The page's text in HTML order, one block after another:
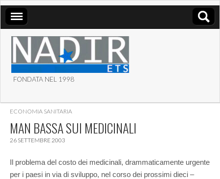
ASSOCIAZIONE NADIR
ETS
FONDATA NEL 1998
ECONOMIA SANITARIA
MAN BASSA SUI MEDICINALI
26 SETTEMBRE 2003
Il problema del costo dei medicinali, drammaticamente urgente
per i paesi in via di sviluppo, nel corso dei prossimi dieci –